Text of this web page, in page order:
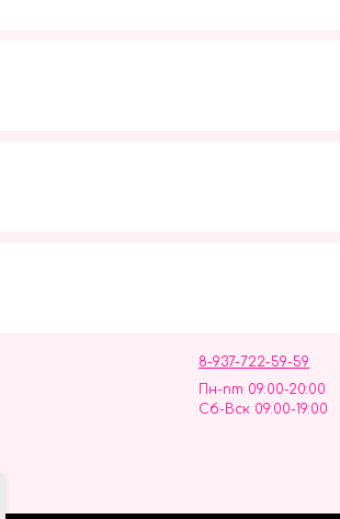
8-937-722-59-59
Пн-пт 09:00-20:00
Сб-Вск 09:00-19:00